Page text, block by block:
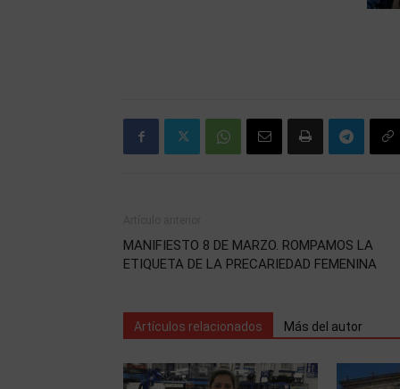
MANIFIESTO 8 DE MARZO. ROMPAMOS LA
ETIQUETA DE LA PRECARIEDAD FEMENINA
Artículos relacionados Más del autor